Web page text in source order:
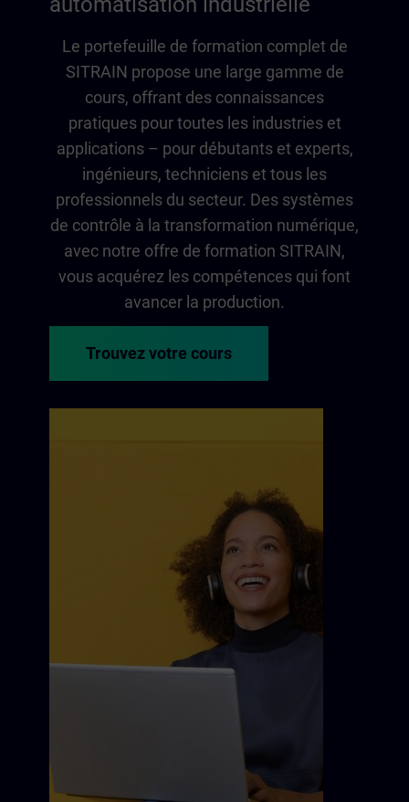
Le portefeuille de formation complet de
SITRAIN propose une large gamme de
cours, offrant des connaissances
pratiques pour toutes les industries et
applications – pour débutants et experts,
ingénieurs, techniciens et tous les
professionnels du secteur. Des systèmes
de contrôle à la transformation numérique,
avec notre offre de formation SITRAIN,
vous acquérez les compétences qui font
avancer la production.
Trouvez votre cours